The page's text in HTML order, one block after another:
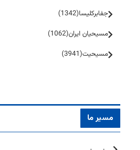
جفا‌بر‌کلیسا(1342)
مسیحیان ایران(1062)
مسیحیت(3941)
مسیر ما